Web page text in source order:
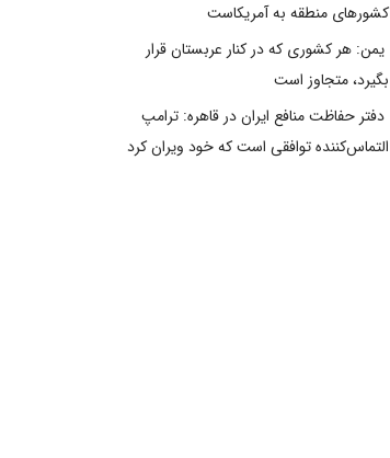
کشورهای منطقه به آمریکاست
یمن: هر کشوری که در کنار عربستان قرار
بگیرد، متجاوز است
دفتر حفاظت منافع ایران در قاهره: ترامپ
التماس‌کننده توافقی است که خود ویران کرد